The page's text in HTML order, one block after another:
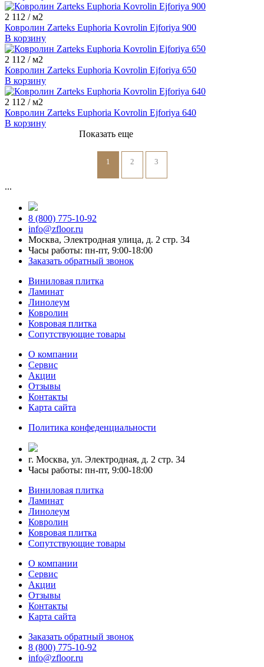
2 112 / м2
Ковролин Zarteks Euphoria Kovrolin Ejforiya 900
В корзину
2 112 / м2
Ковролин Zarteks Euphoria Kovrolin Ejforiya 650
В корзину
2 112 / м2
Ковролин Zarteks Euphoria Kovrolin Ejforiya 640
В корзину
Показать еще
1 2 3
...
8 (800) 775-10-92
info@zfloor.ru
Москва, Электродная улица, д. 2 стр. 34
Часы работы: пн-пт, 9:00-18:00
Заказать обратный звонок
Виниловая плитка
Ламинат
Линолеум
Ковролин
Ковровая плитка
Сопутствующие товары
О компании
Сервис
Акции
Отзывы
Контакты
Карта сайта
Политика конфеденциальности
г. Москва, ул. Электродная, д. 2 стр. 34
Часы работы: пн-пт, 9:00-18:00
Виниловая плитка
Ламинат
Линолеум
Ковролин
Ковровая плитка
Сопутствующие товары
О компании
Сервис
Акции
Отзывы
Контакты
Карта сайта
Заказать обратный звонок
8 (800) 775-10-92
info@zfloor.ru